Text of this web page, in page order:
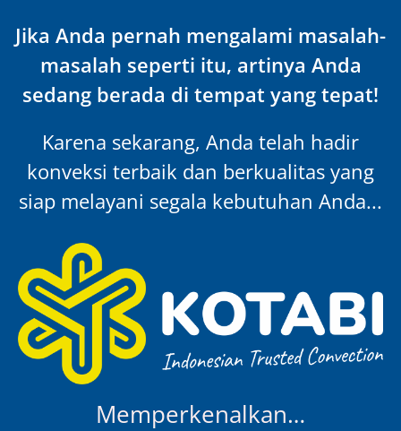
Jika Anda pernah mengalami masalah-
masalah seperti itu, artinya Anda
sedang berada di tempat yang tepat!
Karena sekarang, Anda telah hadir
konveksi terbaik dan berkualitas yang
siap melayani segala kebutuhan Anda...
Memperkenalkan…